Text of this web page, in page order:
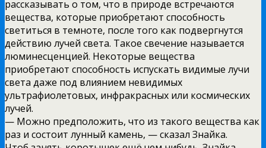
рассказывать о том, что в природе встречаются
вещества, которые приобретают способность
светиться в темноте, после того как подвергнутся
действию лучей света. Такое свечение называется
люминесценцией. Некоторые вещества
приобретают способность испускать видимые лучи
света даже под влиянием невидимых
ультрафиолетовых, инфракрасных или космических
лучей.
— Можно предположить, что из такого вещества как
раз и состоит лунный камень, — сказал Знайка.